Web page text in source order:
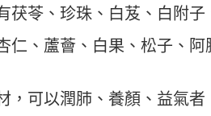
茯苓、珍珠、白芨、白附
仁、蘆薈、白果、松子、阿
，可以潤肺、養顏、益氣